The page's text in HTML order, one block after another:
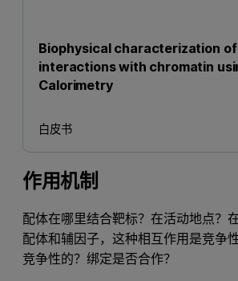
Biophysical characterization
interactions with chromatin
Calorimetry
白皮书
作用机制
配体在哪里结合靶标？在活动地点？
配体和辅因子，这种相互作用是竞争
竞争性的？绑定是否合作？